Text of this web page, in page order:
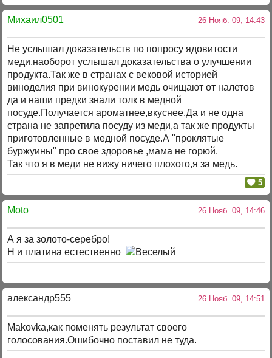
Михаил0501 26 Нояб. 09, 14:43
Не услышал доказательств по попросу ядовитости
меди,наоборот услышал доказательства о улучшении
продукта.Так же в странах с вековой историей
виноделия при винокурении медь очищают от налетов
да и наши предки знали толк в медной
посуде.Получается ароматнее,вкуснее.Да и не одна
страна не запретила посуду из меди,а так же продукты
приготовленные в медной посуде.А "проклятые
буржуины" про свое здоровье ,мама не горюй.
Так что я в меди не вижу ничего плохого,я за медь.
5
Moto 26 Нояб. 09, 14:46
А я за золото-серебро!
Н и платина естественно
александр555 26 Нояб. 09, 14:51
Makovka,как поменять результат своего
голосования.Ошибочно поставил не туда.